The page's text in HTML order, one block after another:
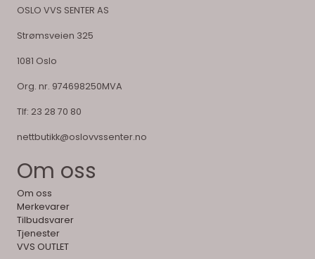
OSLO VVS SENTER AS
Strømsveien 325
1081 Oslo
Org. nr. 974698250MVA
Tlf: 23 28 70 80
nettbutikk@oslovvssenter.no
Om oss
Om oss
Merkevarer
Tilbudsvarer
Tjenester
VVS OUTLET